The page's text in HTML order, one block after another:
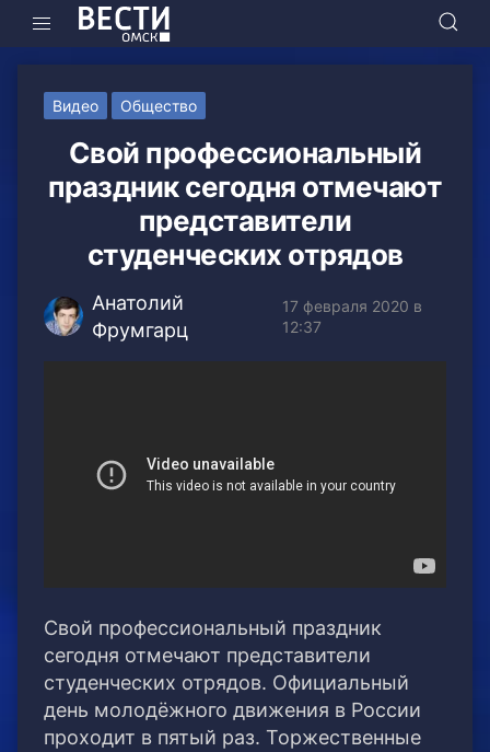
Видео Общество
Свой профессиональный
праздник сегодня отмечают
представители
студенческих отрядов
Анатолий
Фрумгарц
17 февраля 2020 в
12:37
Свой профессиональный праздник
сегодня отмечают представители
студенческих отрядов. Официальный
день молодёжного движения в России
проходит в пятый раз. Торжественные